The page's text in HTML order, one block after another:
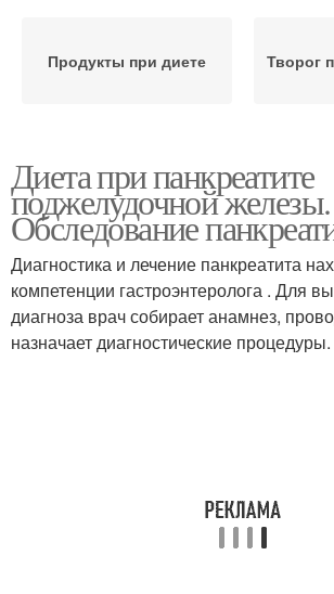
Продукты при диете Творог
Диеты при хроническом
панкреатите
Диета
Диета при остром
панкреатите
Диета при панкреатите
поджелудочной железы.
Обследование
Диагностика и лечение панкреатита
компетенции гастроэнтеролога . Для
диагноза врач собирает анамнез,
назначает диагностические процедуры.